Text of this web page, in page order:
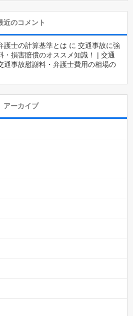
近のコメント
護士の計算基準とは に交通事故に強
・損害賠償のオススメ知識！ | 交通
通事故慰謝料・弁護士費用の相場の
アーカイブ